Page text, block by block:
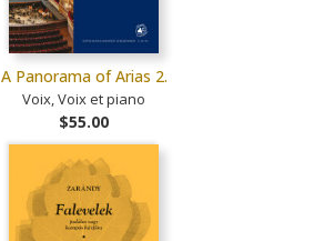
A Panorama of Arias 2.
Voix, Voix et piano
$55.00